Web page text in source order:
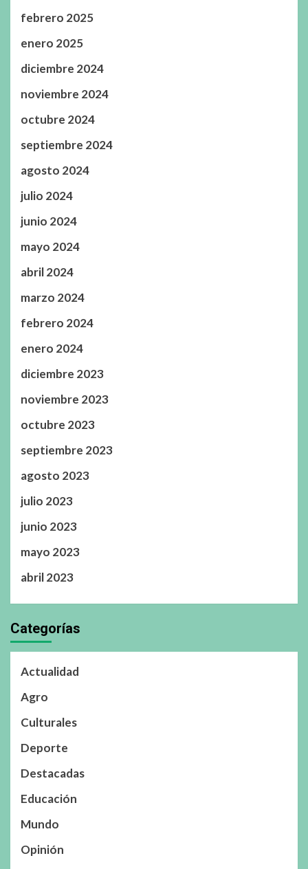
febrero 2025
enero 2025
diciembre 2024
noviembre 2024
octubre 2024
septiembre 2024
agosto 2024
julio 2024
junio 2024
mayo 2024
abril 2024
marzo 2024
febrero 2024
enero 2024
diciembre 2023
noviembre 2023
octubre 2023
septiembre 2023
agosto 2023
julio 2023
junio 2023
mayo 2023
abril 2023
Categorías
Actualidad
Agro
Culturales
Deporte
Destacadas
Educación
Mundo
Opinión